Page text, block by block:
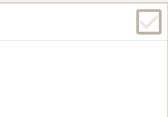
ません。